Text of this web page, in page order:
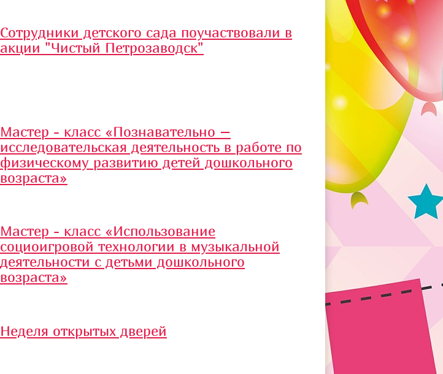
Сотрудники детского сада поучаствовали в
акции "Чистый Петрозаводск"
Мастер - класс «Познавательно –
исследовательская деятельность в работе по
физическому развитию детей дошкольного
возраста»
Мастер - класс «Использование
социоигровой технологии в музыкальной
деятельности с детьми дошкольного
возраста»
Неделя открытых дверей